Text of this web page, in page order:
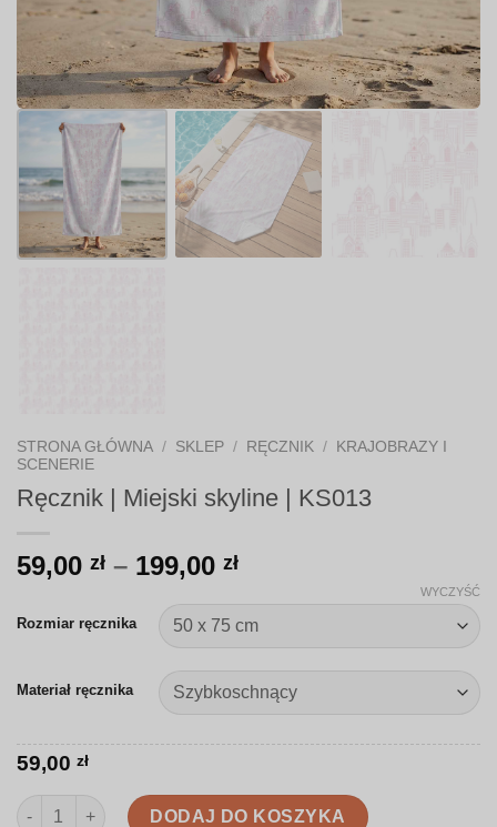
STRONA GŁÓWNA / SKLEP / RĘCZNIK /
KRAJOBRAZY I
SCENERIE
Ręcznik | Miejski skyline | KS013
59,00 zł – 199,00 złZakres
od
59,00 zł
do
199,00 zł
Rozmiar ręcznika
Materiał ręcznika
WYCZYŚĆ
59,00 zł
ilość Ręcznik | Miejski skyline | KS013
DODAJ DO KOSZYKA